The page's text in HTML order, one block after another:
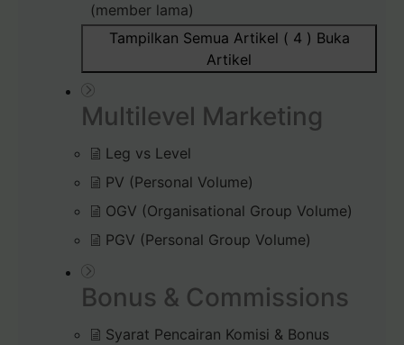
(member lama)
Tampilkan Semua Artikel ( 4 ) Buka
Artikel
Multilevel Marketing
Leg vs Level
PV (Personal Volume)
OGV (Organisational Group Volume)
PGV (Personal Group Volume)
Bonus & Commissions
Syarat Pencairan Komisi & Bonus